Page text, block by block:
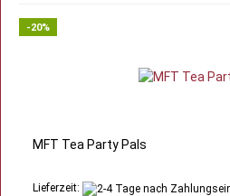
-20%
MFT Tea Party Pals
Lieferzeit: